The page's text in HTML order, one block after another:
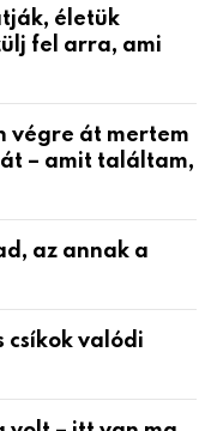
életük
fel arra, ami
végre át mertem
– amit találtam,
az annak a
csíkok valódi